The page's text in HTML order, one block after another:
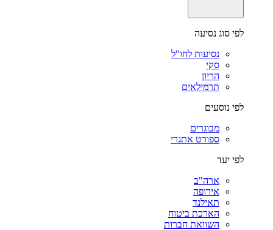
לפי סוג נסיעה
נסיעות לחו"ל
סקי
הריון
תרמילאים
לפי נוסעים
מבוגרים
ספורט אתגרי
לפי יעד
ארה"ב
אירופה
תאילנד
הארכת ביטוח
השוואת חברות